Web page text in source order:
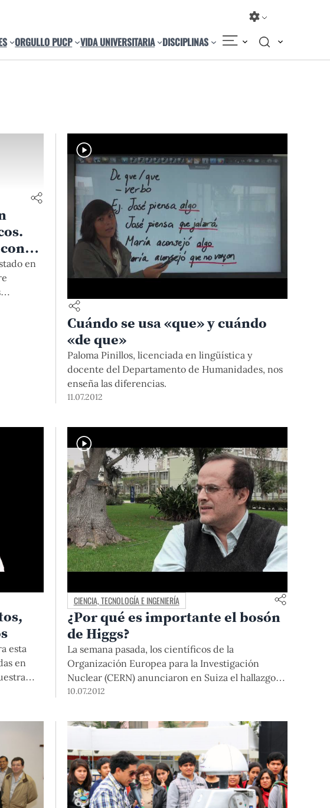
ORGULLO PUCP VIDA UNIVERSITARIA DISCIPLINAS
en
Cuándo se usa «que» y cuándo
«de que»
Paloma Pinillos, licenciada en lingüística y
docente del Departamento de Humanidades, nos
enseña las diferencias.
11.07.2012
esta
en
CIENCIA, TECNOLOGÍA E INGENIERÍA
¿Por qué es importante el bosón
de Higgs?
La semana pasada, los científicos de la
Organización Europea para la Investigación
Nuclear (CERN) anunciaron en Suiza el hallazgo
de lo que, al parecer, sería el bosón de Higgs, la
subatómica y que resulta clave para entender
conversamos con […]
10.07.2012